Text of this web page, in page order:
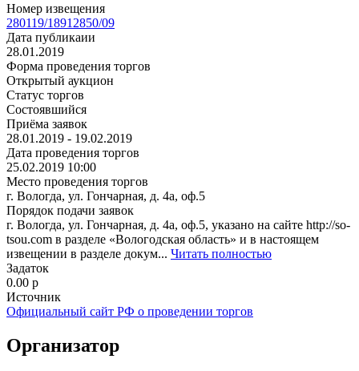
Номер извещения
280119/18912850/09
Дата публикаии
28.01.2019
Форма проведения торгов
Открытый аукцион
Статус торгов
Состоявшийся
Приёма заявок
28.01.2019 - 19.02.2019
Дата проведения торгов
25.02.2019 10:00
Место проведения торгов
г. Вологда, ул. Гончарная, д. 4а, оф.5
Порядок подачи заявок
г. Вологда, ул. Гончарная, д. 4а, оф.5, указано на сайте http://so-
tsou.com в разделе «Вологодская область» и в настоящем
извещении в разделе докум... Читать полностью
Задаток
0.00 p
Источник
Официальный сайт РФ о проведении торгов
Организатор